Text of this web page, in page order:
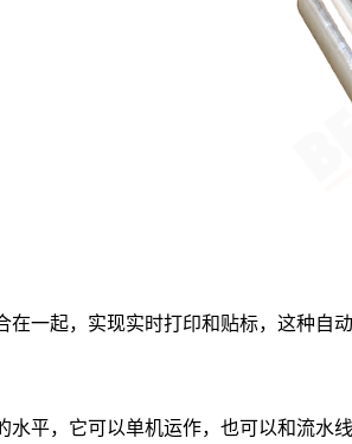
一起，实现实时打印和贴标，这种自
平，它可以单机运作，也可以和流水